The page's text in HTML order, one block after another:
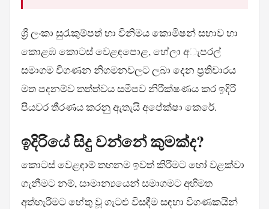
ශ්‍රී ලංකා සුරැකුම්පත් හා විනිමය කොමිෂන් සභාව හා
කොළඹ කොටස් වෙළඳපොළ, හේලා අැපරල්
සමාගම විගණන නිගමනවලට ලබා දෙන ප්‍රතිචාරය
මත පදනම්ව තත්ත්වය සමීපව නිරීක්ෂණය කර ඉදිරි
පියවර තීරණය කරනු ඇතැයි අපේක්ෂා කෙරේ.
ඉදිරියේ සිදු වන්නේ කුමක්ද?
කොටස් වෙළඳාම් තහනම ඉවත් කිරීමට හෝ වළක්වා
ගැනීමට නම්, සාමාන්‍යයෙන් සමාගමට අභිමත
අත්හැරීමට හේතු වූ ගැටළු විසඳීම සඳහා විගණකයින්